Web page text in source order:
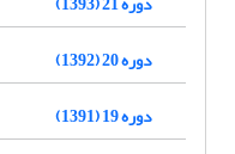
دوره 20 (1392)
دوره 19 (1391)